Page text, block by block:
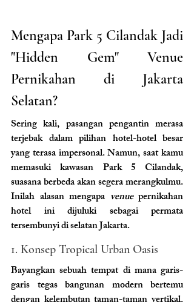
Mengapa Park 5 Cilandak Jadi
"Hidden Gem" Venue
Pernikahan di Jakarta
Selatan?
Sering kali, pasangan pengantin merasa
terjebak dalam pilihan hotel-hotel besar
yang terasa impersonal. Namun, saat kamu
memasuki kawasan Park 5 Cilandak,
suasana berbeda akan segera merangkulmu.
Inilah alasan mengapa venue pernikahan
hotel ini dijuluki sebagai permata
tersembunyi di selatan Jakarta.
1. Konsep Tropical Urban Oasis
Bayangkan sebuah tempat di mana garis-
garis tegas bangunan modern bertemu